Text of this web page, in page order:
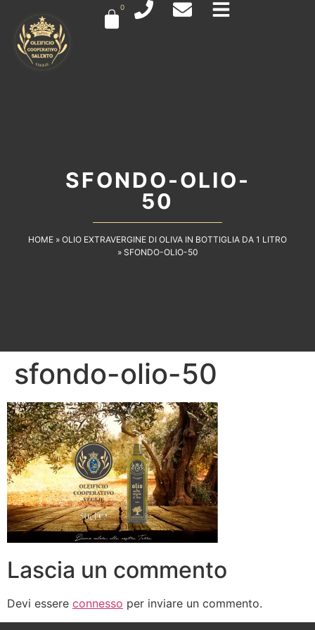
0
SFONDO-OLIO-
50
HOME » OLIO EXTRAVERGINE DI OLIVA IN BOTTIGLIA DA 1 LITRO
» SFONDO-OLIO-50
sfondo-olio-50
Lascia un commento
Devi essere connesso per inviare un commento.